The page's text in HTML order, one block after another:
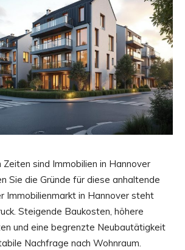
Zeiten sind Immobilien in Hannover
Sie die Gründe für diese anhaltende
Immobilienmarkt in Hannover steht
Steigende Baukosten, höhere
und eine begrenzte Neubautätigkeit
Nachfrage nach Wohnraum.